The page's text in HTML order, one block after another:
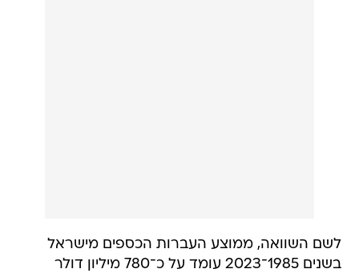
לשם השוואה, ממוצע העברות הכספים מישראל
בשנים 1985־2023 עומד על כ־780 מיליון דולר